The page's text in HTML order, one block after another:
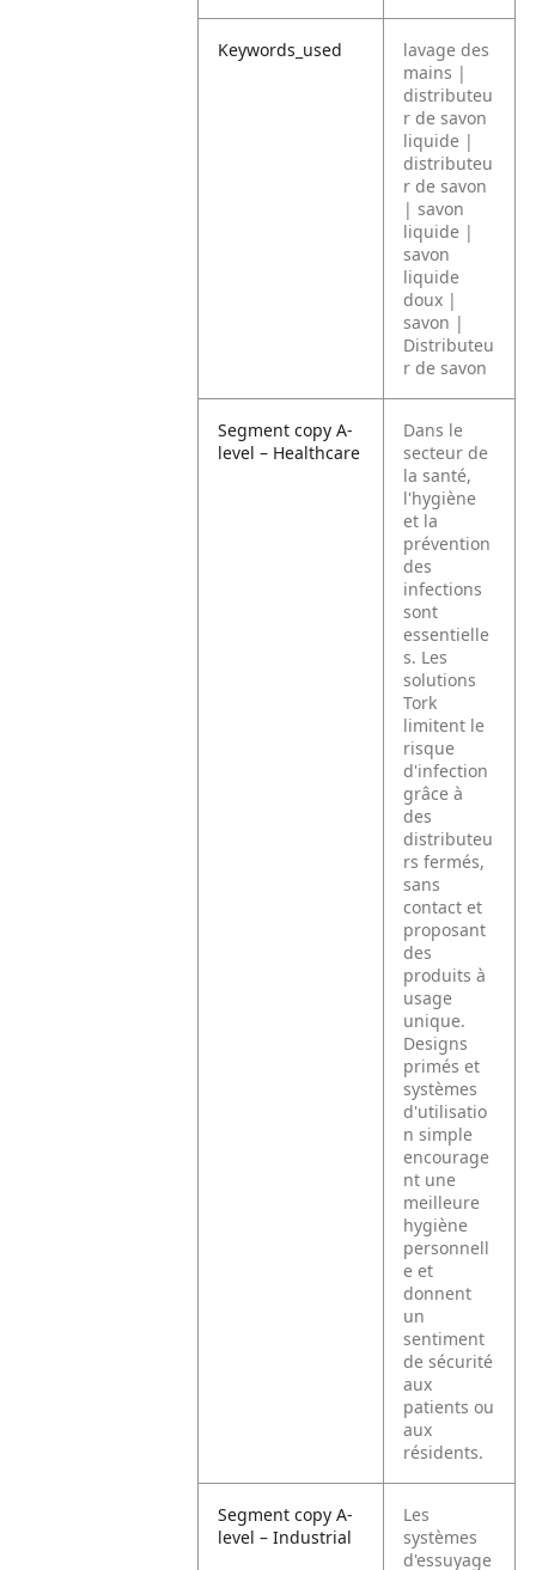
Keywords_used
lavage des
mains |
distributeu
r de savon
liquide |
distributeu
r de savon
| savon
liquide |
savon
liquide
doux |
savon |
Distributeu
r de savon
Segment copy A-
level – Healthcare
Dans le
secteur de
la santé,
l'hygiène
et la
prévention
des
infections
sont
essentielle
s. Les
solutions
Tork
limitent le
risque
d'infection
grâce à
des
distributeu
rs fermés,
sans
contact et
proposant
des
produits à
usage
unique.
Designs
primés et
systèmes
d'utilisatio
n simple
encourage
nt une
meilleure
hygiène
personnell
e et
donnent
un
sentiment
de sécurité
aux
patients ou
aux
résidents.
Segment copy A-
level – Industrial
Les
systèmes
d'essuyage